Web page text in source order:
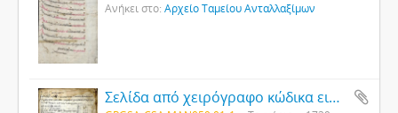
Ανήκει στο: Αρχείο Ταμείου Ανταλλαξίμων
Σελίδα από χειρόγραφο κώδικα εισφορών εκκλησίας Αγίου Τζιβαλίου Κωνσταντινουπόλεως (1)